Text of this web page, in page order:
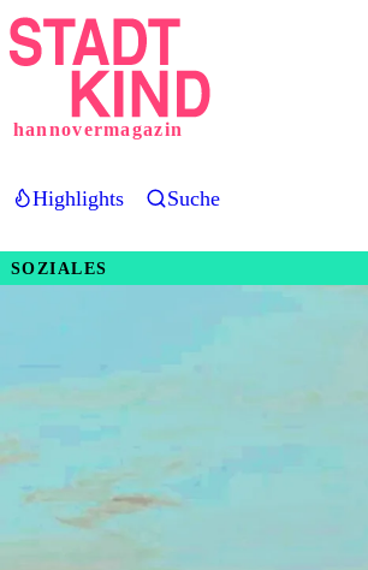
Direkt
zum
hannovermagazin
Highlights Suche
SOZIALES